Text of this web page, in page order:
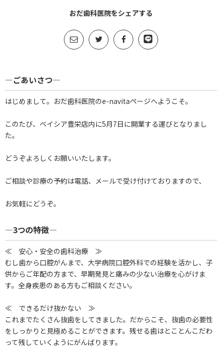
おだ歯科医院をシェアする
―ごあいさつ―
はじめまして。おだ歯科医院のe-navitaページへようこそ。
このたび、ベイシア豊栄店内に5月7日に開業する運びとなりまし
た。
どうぞよろしくお願いいたします。
ご相談や診療の予約は電話、メールで受け付けておりますので、
お気軽にどうぞ。
―3つの特徴―
≪ 安心・安全の歯科治療 ≫
むし歯から口腔がんまで、大学病院口腔外科での経験を活かし、子
供からご年配の方まで、早期発見と痛みの少ない治療を心がけま
す。全身疾患のある方もご相談ください。
≪ できるだけ抜かない ≫
これまでたくさん抜歯をしてきました。だからこそ、抜歯の必要性
をしっかりと見極めることができます。残せる歯はとことんこだわ
って残していくようにがんばります。